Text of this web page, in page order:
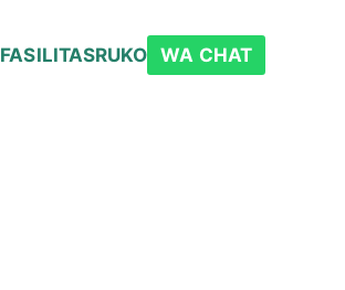
FASILITASRUKO WA CHAT